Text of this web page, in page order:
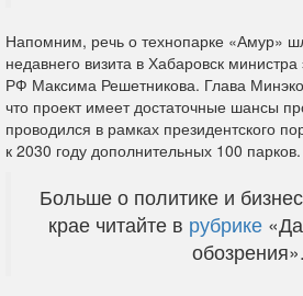
Напомним, речь о технопарке «Амур»
недавнего визита в Хабаровск министра
РФ Максима Решетникова. Глава
что проект имеет достаточные шансы
проводился в рамках президентского
к 2030 году дополнительных 100 парков.
Больше о политике и
крае читайте в рубрике
обозрения».